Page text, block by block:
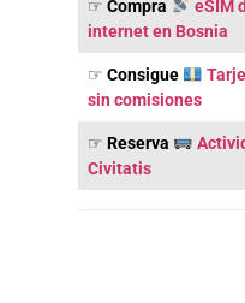
☞Compra
eSIM
internet en Bosnia
☞Consigue
sin comisiones
☞Reserva
Civitatis